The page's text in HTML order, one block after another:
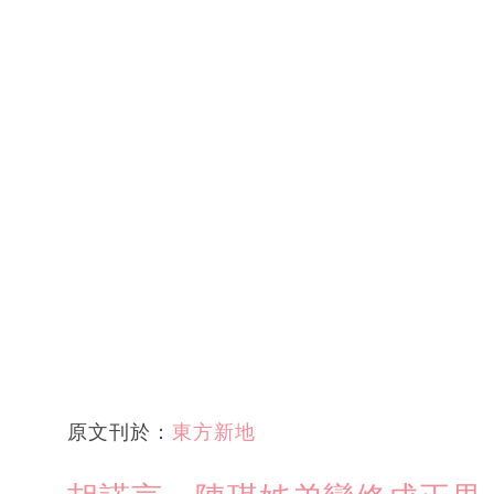
原文刊於： 東方新地